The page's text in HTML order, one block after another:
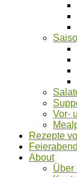
Vor-
Rezepte
About
Über